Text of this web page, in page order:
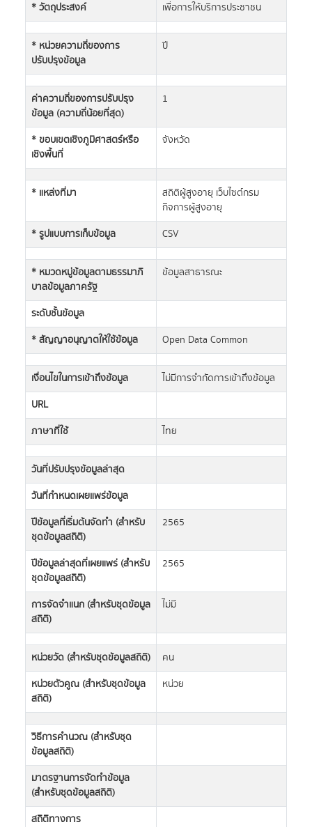
* วัตถุประสงค์
เพื่อการให้บริการประชาชน
* หน่วยความถี่ของการ
ปรับปรุงข้อมูล
ปี
ค่าความถี่ของการปรับปรุง
ข้อมูล (ความถี่น้อยที่สุด)
1
* ขอบเขตเชิงภูมิศาสตร์หรือ
เชิงพื้นที่
จังหวัด
* แหล่งที่มา
สถิติผู้สูงอายุ เว็บไซต์กรม
กิจการผู้สูงอายุ
* รูปแบบการเก็บข้อมูล
CSV
* หมวดหมู่ข้อมูลตามธรรมาภิ
บาลข้อมูลภาครัฐ
ข้อมูลสาธารณะ
ระดับชั้นข้อมูล
* สัญญาอนุญาตให้ใช้ข้อมูล
Open Data Common
เงื่อนไขในการเข้าถึงข้อมูล
ไม่มีการจำกัดการเข้าถึงข้อมูล
URL
ภาษาที่ใช้
ไทย
วันที่ปรับปรุงข้อมูลล่าสุด
วันที่กำหนดเผยแพร่ข้อมูล
ปีข้อมูลที่เริ่มต้นจัดทำ (สำหรับ
ชุดข้อมูลสถิติ)
2565
ปีข้อมูลล่าสุดที่เผยแพร่ (สำหรับ
ชุดข้อมูลสถิติ)
2565
การจัดจำแนก (สำหรับชุดข้อมูล
สถิติ)
ไม่มี
หน่วยวัด (สำหรับชุดข้อมูลสถิติ)
คน
หน่วยตัวคูณ (สำหรับชุดข้อมูล
สถิติ)
หน่วย
วิธีการคำนวณ (สำหรับชุด
ข้อมูลสถิติ)
มาตรฐานการจัดทำข้อมูล
(สำหรับชุดข้อมูลสถิติ)
สถิติทางการ